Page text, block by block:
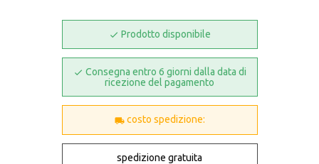
Prodotto disponibile
Consegna entro 6 giorni dalla data di
ricezione del pagamento
costo spedizione:
spedizione gratuita